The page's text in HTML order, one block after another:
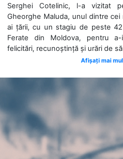
Serghei Cotelinic, l-a vizitat
Gheorghe Maluda, unul dintre
ai țării, cu un stagiu de peste
Ferate din Moldova, pentru
felicitări, recunoștință și urări de
Afișați mai